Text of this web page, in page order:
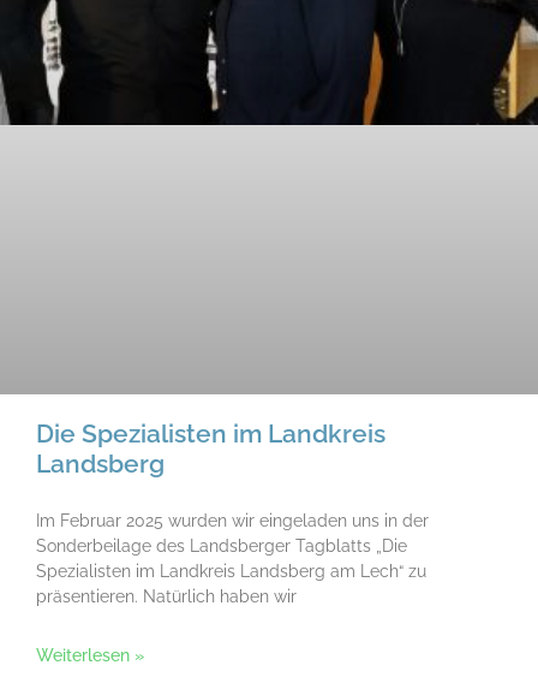
Die Spezialisten im Landkreis
Landsberg
Im Februar 2025 wurden wir eingeladen uns in der
Sonderbeilage des Landsberger Tagblatts „Die
Spezialisten im Landkreis Landsberg am Lech“ zu
präsentieren. Natürlich haben wir
Weiterlesen »